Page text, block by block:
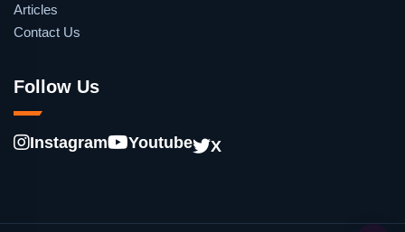
Articles
Contact Us
Follow Us
Instagram Youtube X